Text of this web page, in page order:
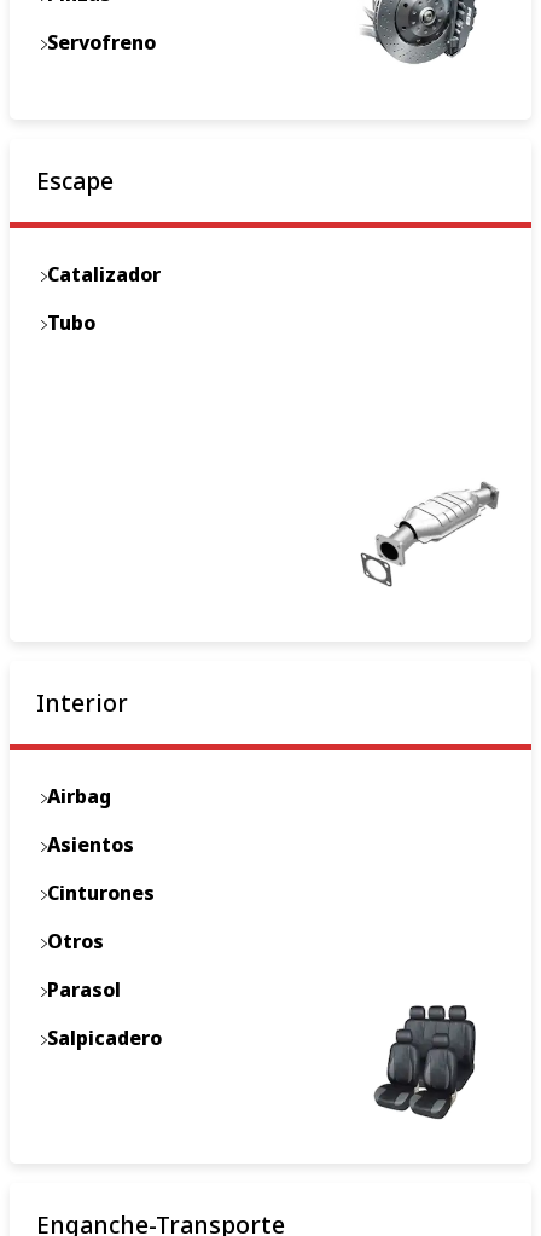
Servofreno
Escape
Catalizador
Tubo
Interior
Airbag
Asientos
Cinturones
Otros
Parasol
Salpicadero
Enganche-Transporte